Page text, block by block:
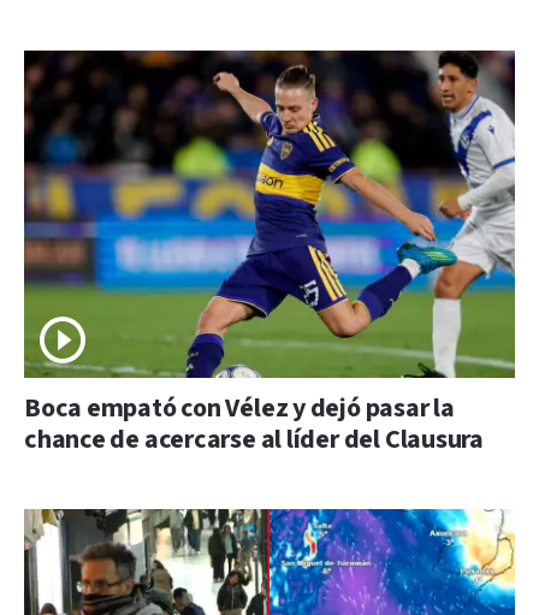
Boca empató con Vélez y dejó pasar la
chance de acercarse al líder del Clausura